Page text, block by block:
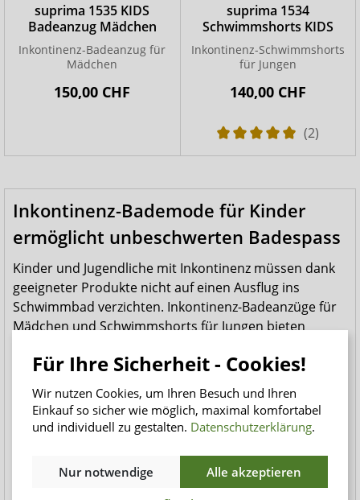
suprima 1535 KIDS
Badeanzug Mädchen
Inkontinenz-Badeanzug für
Mädchen
150,00 CHF
suprima 1534
Schwimmshorts KIDS
Inkontinenz-Schwimmshorts
für Jungen
140,00 CHF
(2)
Inkontinenz-Bademode für Kinder
ermöglicht unbeschwerten Badespass
Kinder und Jugendliche mit Inkontinenz müssen dank
geeigneter Produkte nicht auf einen Ausflug ins
Schwimmbad verzichten. Inkontinenz-Badeanzüge für
Mädchen und Schwimmshorts für Jungen bieten
Dabei unterscheiden sie sich optisch nicht von
herkömmlicher Bademode und sind in vielen
verschiedenen Grössen und Designs erhältlich.
Ein integrierter Sicherheitsslip sorgt dafür, dass kein
Harn oder Stuhl auslaufen kann. Dieser ist auch
separat erhältlich und kann mit der normalen
Badebekleidung des Kindes kombiniert werden. Für
Für Ihre Sicherheit - Cookies!
Wir nutzen Cookies, um Ihren Besuch und Ihren
Einkauf so sicher wie möglich, maximal komfortabel
und individuell zu gestalten. Datenschutzerklärung.
Nur notwendige
Alle akzeptieren